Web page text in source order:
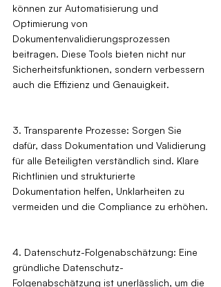
können zur Automatisierung und
Optimierung von
Dokumentenvalidierungsprozessen
beitragen. Diese Tools bieten nicht nur
Sicherheitsfunktionen, sondern verbessern
auch die Effizienz und Genauigkeit.
3. Transparente Prozesse: Sorgen Sie
dafür, dass Dokumentation und Validierung
für alle Beteiligten verständlich sind. Klare
Richtlinien und strukturierte
Dokumentation helfen, Unklarheiten zu
vermeiden und die Compliance zu erhöhen.
4. Datenschutz-Folgenabschätzung: Eine
gründliche Datenschutz-
Folgenabschätzung ist unerlässlich, um die